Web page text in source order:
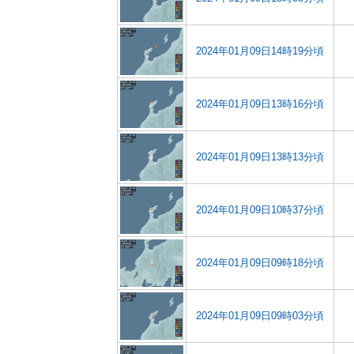
2024年01月09日14時19分頃
2024年01月09日13時16分頃
2024年01月09日13時13分頃
2024年01月09日10時37分頃
2024年01月09日09時18分頃
2024年01月09日09時03分頃